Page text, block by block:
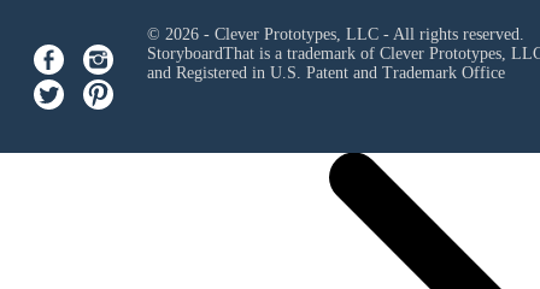
© 2026 - Clever Prototypes, LLC - All rights reserved.
StoryboardThat is a trademark of Clever Prototypes,
and Registered in U.S. Patent and Trademark Office